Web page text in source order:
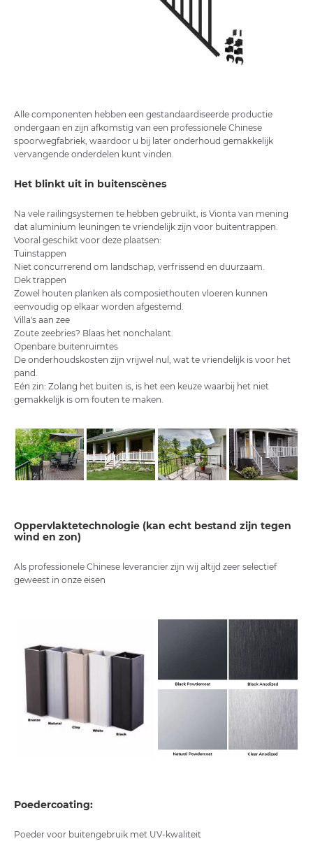
Alle componenten hebben een gestandaardiseerde productie
ondergaan en zijn afkomstig van een professionele Chinese
spoorwegfabriek, waardoor u bij later onderhoud gemakkelijk
vervangende onderdelen kunt vinden.
Het blinkt uit in buitenscènes
Na vele railingsystemen te hebben gebruikt, is Vionta van mening
dat aluminium leuningen te vriendelijk zijn voor buitentrappen.
Vooral geschikt voor deze plaatsen:
Tuinstappen
Niet concurrerend om landschap, verfrissend en duurzaam.
Dek trappen
Zowel houten planken als composiethouten vloeren kunnen
eenvoudig op elkaar worden afgestemd.
Villa's aan zee
Zoute zeebries? Blaas het nonchalant.
Openbare buitenruimtes
De onderhoudskosten zijn vrijwel nul, wat te vriendelijk is voor het
pand.
Eén zin: Zolang het buiten is, is het een keuze waarbij het niet
gemakkelijk is om fouten te maken.
Oppervlaktetechnologie (kan echt bestand zijn tegen
wind en zon)
Als professionele Chinese leverancier zijn wij altijd zeer selectief
geweest in onze eisen
Poedercoating:
Poeder voor buitengebruik met UV-kwaliteit